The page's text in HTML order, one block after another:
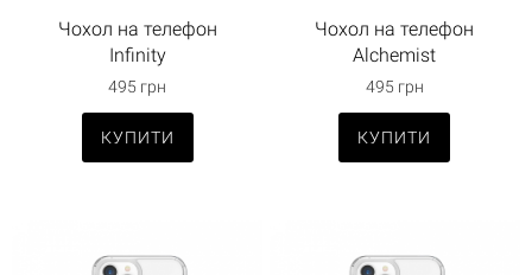
Чохол на телефон
Infinity
495 грн
КУПИТИ
Чохол на телефон
Alchemist
495 грн
КУПИТИ